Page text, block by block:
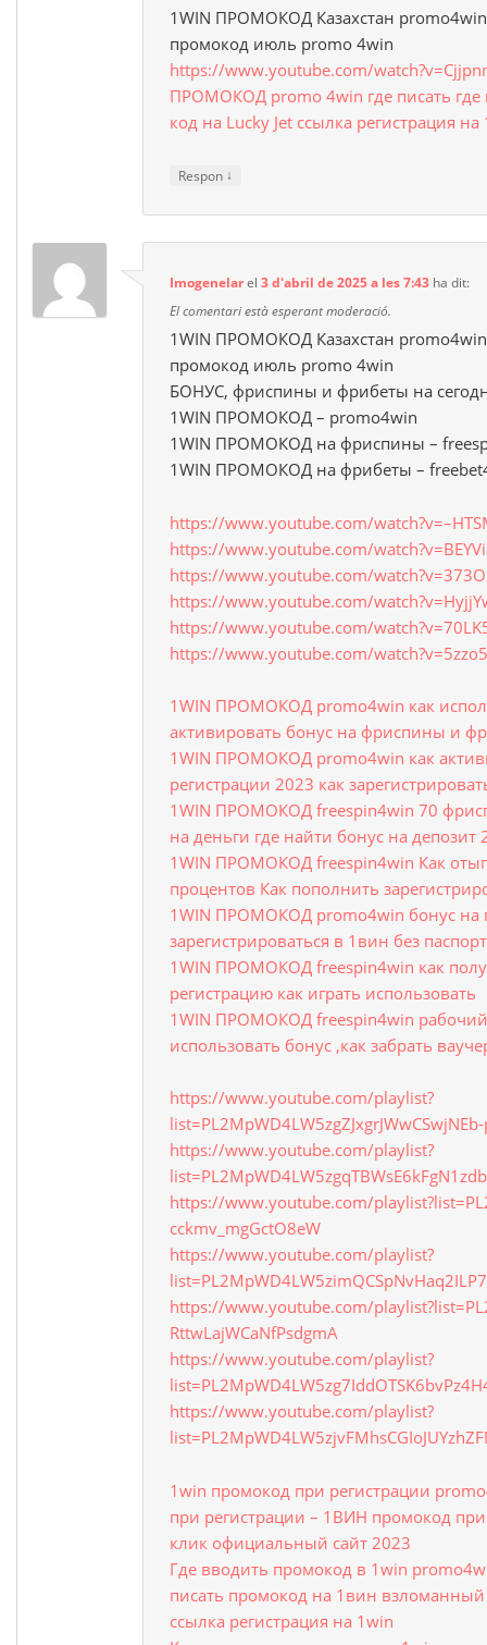
1WIN ПРОМОКОД Казахстан
промокод июль promo 4win
https://www.youtube.com/
ПРОМОКОД promo 4win где писать
код на Lucky Jet ссылка регистрация на
Respon ↓
Imogenelarel3 d'abril de 2025 a les 7:43 ha dit:
El comentari està esperant moderació.
1WIN ПРОМОКОД Казахстан
промокод июль promo 4win
БОНУС, фриспины и фрибеты на
1WIN ПРОМОКОД – promo4win
1WIN ПРОМОКОД на фриспины –
1WIN ПРОМОКОД на фрибеты –
https://www.youtube.com/
https://www.youtube.com/
https://www.youtube.com/
https://www.youtube.com/
https://www.youtube.com/
https://www.youtube.com/
1WIN ПРОМОКОД promo4win как
активировать бонус на фриспины и
1WIN ПРОМОКОД promo4win как
регистрации 2023 как
1WIN ПРОМОКОД freespin4win 70
на деньги где найти бонус на депозит
1WIN ПРОМОКОД freespin4win Как
процентов Как пополнить
1WIN ПРОМОКОД promo4win бонус на
зарегистрироваться в 1вин без
1WIN ПРОМОКОД freespin4win как
регистрацию как играть использовать
1WIN ПРОМОКОД freespin4win
использовать бонус ,как забрать
https://www.youtube.com/playlist?
https://www.youtube.com/playlist?
https://www.youtube.com/
cckmv_mgGctO8eW
https://www.youtube.com/playlist?
https://www.youtube.com/
RttwLajWCaNfPsdgmA
https://www.youtube.com/playlist?
https://www.youtube.com/playlist?
1win промокод при регистрации
при регистрации – 1ВИН промокод
клик официальный сайт 2023
Где вводить промокод в 1win
писать промокод на 1вин взломанный
ссылка регистрация на 1win